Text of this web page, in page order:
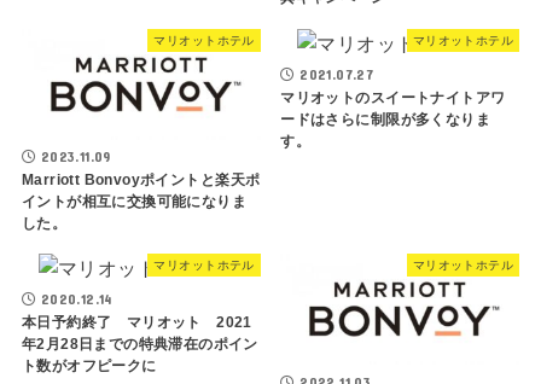
マリオットホテル
2023.11.09
Marriott Bonvoyポイントと楽天ポ
イントが相互に交換可能になりま
した。
マリオットホテル
2021.07.27
マリオットのスイートナイトアワ
ードはさらに制限が多くなりま
す。
マリオットホテル
2020.12.14
本日予約終了 マリオット 2021
年2月28日までの特典滞在のポイン
ト数がオフピークに
マリオットホテル